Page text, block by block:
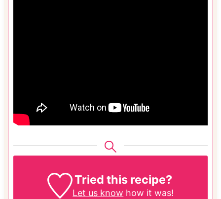
Tried this recipe?
Let us know how it was!